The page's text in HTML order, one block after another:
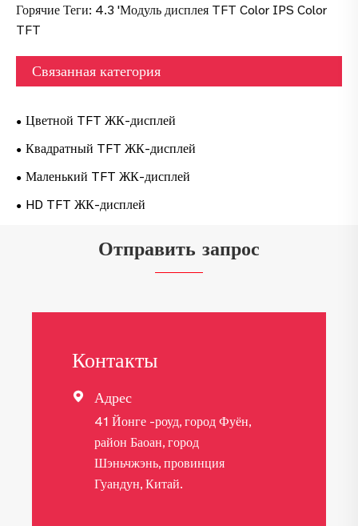
Горячие Теги: 4.3 'Модуль дисплея TFT Color IPS Color
TFT
Связанная категория
Цветной TFT ЖК-дисплей
Квадратный TFT ЖК-дисплей
Маленький TFT ЖК-дисплей
HD TFT ЖК-дисплей
Отправить запрос
Контакты
 Адрес
41 Йонге -роуд, город Фуён,
район Баоан, город
Шэньчжэнь, провинция
Гуандун, Китай.